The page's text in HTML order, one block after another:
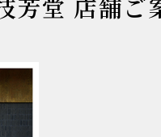
芳堂 店舗ご